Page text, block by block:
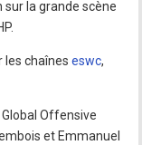
la grande scène
les chaîneseswc,
Offensive
et Emmanuel